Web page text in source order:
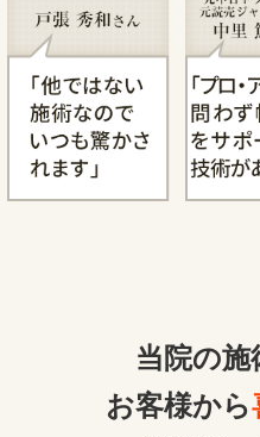
当院の施
お客様から